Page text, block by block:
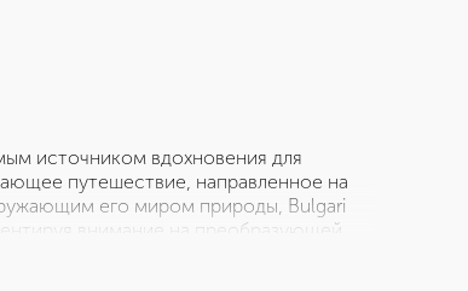
источником вдохновения для
путешествие, направленное на
его миром природы, Bulgari
внимание на преобразующей
ощутить преображающую и